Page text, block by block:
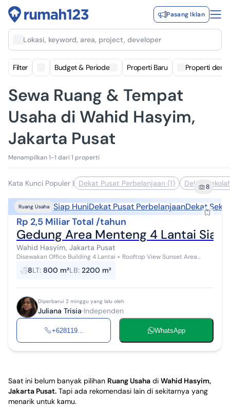
Pasang Iklan
Lokasi, keyword, area, project, developer
Filter Budget & Periode Properti Baru Properti
Sewa Ruang & Tempat
Usaha di Wahid Hasyim,
Jakarta Pusat
Menampilkan 1-1 dari 1 properti
Kata Kunci Populer | Dekat Pusat Perbelanjaan (1) Dekat 8
Ruang Usaha Siap HuniDekat Pusat PerbelanjaanDekat
Rp 2,5 Miliar Total /tahun
Gedung Area Menteng 4 Lantai
Wahid Hasyim, Jakarta Pusat
Disewakan Office Building 4 Lantai + Rooftop View Sunset Area
lokasi : Menteng , Jakarta Pusat Lebar 5 (total 3 unit) Spesifikasi
Luas tanah :...
8LT: 800 m²LB: 2200 m²
Diperbarui 2 minggu yang lalu oleh
Juliana Trisia Independen
+628119... WhatsApp
Saat ini belum banyak pilihan Ruang Usaha di Wahid Hasyim,
Jakarta Pusat. Tapi ada rekomendasi lain di sekitarnya yang
menarik untuk kamu.